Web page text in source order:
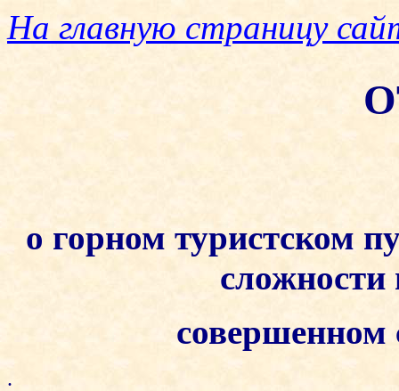
На главную страницу
о горном туристском
совершенном
.